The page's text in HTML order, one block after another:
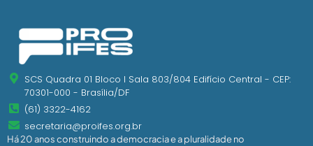
SCS Quadra 01 Bloco I Sala 803/804 Edifício Central - CEP:
70301-000 - Brasília/DF
(61) 3322-4162
secretaria@proifes.org.br
Há 20 anos construindo a democracia e a pluralidade no